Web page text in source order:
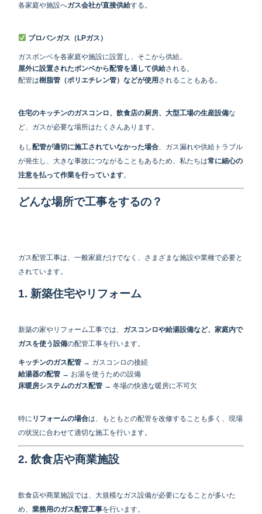
各家庭や施設へガス会社が直接供給する。
プロパンガス（LPガス）
ガスボンベを各家庭や施設に設置し、そこから供給。
屋外に設置されたボンベから配管を通して供給される。
配管は樹脂管（ポリエチレン管）などが使用されることもある。
住宅のキッチンのガスコンロ、飲食店の厨房、大型工場の生産設備な
ど、ガスが必要な場所はたくさんあります。
もし配管が適切に施工されていなかった場合 、ガス漏れや供給トラブル
が発生し、大きな事故につながることもあるため、私たちは常に細心の
注意を払って作業を行っています。
どんな場所で工事をするの？
ガス配管工事は、一般家庭だけでなく、さまざまな施設や業種で必要と
されています。
1. 新築住宅やリフォーム
新築の家やリフォーム工事では、 ガスコンロや給湯設備など、家庭内で
ガスを使う設備の配管工事を行います。
キッチンのガス配管 → ガスコンロの接続
給湯器の配管 → お湯を使うための設備
床暖房システムのガス配管 → 冬場の快適な暖房に不可欠
特に リフォームの場合は、もともとの配管を改修することも多く、現場
の状況に合わせて適切な施工を行います。
2. 飲食店や商業施設
飲食店や商業施設では、大規模なガス設備が必要になることが多いた
め、業務用のガス配管工事を行います。